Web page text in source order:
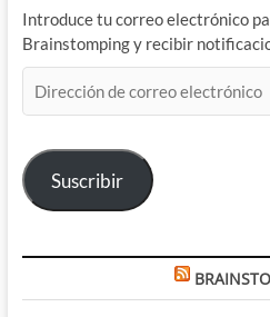
Introduce tu correo electrónico
Brainstomping y recibir
de
electrónico
Suscribir